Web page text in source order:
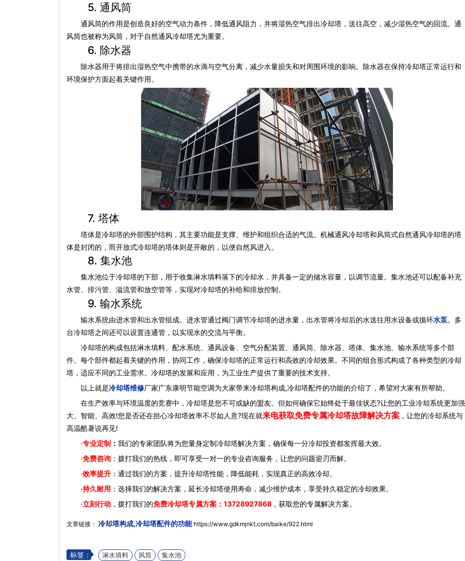
5. 通风筒
通风筒的作用是创造良好的空气动力条件，降低通风阻力，并将湿热空气排出冷却塔，送往高空，减少湿热空气的回流。通
风筒也被称为风筒，对于自然通风冷却塔尤为重要。
6. 除水器
除水器用于将排出湿热空气中携带的水滴与空气分离，减少水量损失和对周围环境的影响。除水器在保持冷却塔正常运行和
环境保护方面起着关键作用。
7. 塔体
塔体是冷却塔的外部围护结构，其主要功能是支撑、维护和组织合适的气流。机械通风冷却塔和风筒式自然通风冷却塔的塔
体是封闭的，而开放式冷却塔的塔体则是开敞的，以便自然风进入。
8. 集水池
集水池位于冷却塔的下部，用于收集淋水填料落下的冷却水，并具备一定的储水容量，以调节流量。集水池还可以配备补充
水管、排污管、溢流管和放空管等，实现对冷却塔的补给和排放控制。
9. 输水系统
输水系统由进水管和出水管组成。进水管通过阀门调节冷却塔的进水量，出水管将冷却后的水送往用水设备或循环水泵。多
台冷却塔之间还可以设置连通管，以实现水的交流与平衡。
冷却塔的构成包括淋水填料、配水系统、通风设备、空气分配装置、通风筒、除水器、塔体、集水池、输水系统等多个部
件。每个部件都起着关键的作用，协同工作，确保冷却塔的正常运行和高效的冷却效果。不同的组合形式构成了各种类型的冷却
塔，适应不同的工业需求。冷却塔的发展和应用，为工业生产提供了重要的技术支持。
以上就是冷却塔维修厂家广东康明节能空调为大家带来冷却塔构成,冷却塔配件的功能的介绍了，希望对大家有所帮助。
在生产效率与环境温度的竞赛中，冷却塔是您不可或缺的盟友。但如何确保它始终处于最佳状态?让您的工业冷却系统更加强
大、智能、高效!您是否还在担心冷却塔效率不尽如人意?现在就来电获取免费专属冷却塔故障解决方案 ，让您的冷却系统与
高温酷暑说再见!
·专业定制 ： 我们的专家团队将为您量身定制冷却塔解决方案，确保每一分冷却投资都发挥最大效。
·免费咨询 ：拨打我们的热线，即可享受一对一的专业咨询服务，让您的问题迎刃而解。
·效率提升 ：通过我们的方案，提升冷却塔性能，降低能耗，实现真正的高效冷却。
·持久耐用 ：选择我们的解决方案，延长冷却塔使用寿命，减少维护成本，享受持久稳定的冷却效果。
·立刻行动 ，拨打我们的免费冷却塔专属方案： 13728927868 ，获取您的专属解决方案。
文章链接： 冷却塔构成,冷却塔配件的功能 https://www.gdkmjnkt.com/baike/922.html
标签： 淋水填料 风筒 集水池